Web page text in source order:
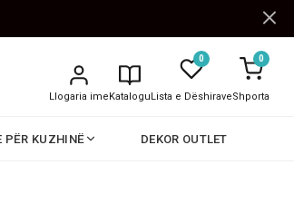
Llogaria imeKatalogu
0
Lista e Dëshirave
0
Shporta
PËR KUZHINË DEKOR OUTLET